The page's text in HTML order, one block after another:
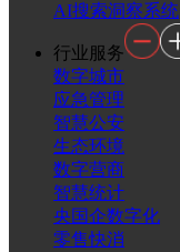
AI搜索洞察系统
行业服务
数字城市
应急管理
智慧公安
生态环境
数字营商
智慧统计
央国企数字化
零售快消